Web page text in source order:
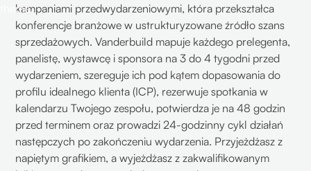
kampaniami przedwydarzeniowymi, która przekształca
konferencje branżowe w ustrukturyzowane źródło szans
sprzedażowych. Vanderbuild mapuje każdego prelegenta,
panelistę, wystawcę i sponsora na 3 do 4 tygodni przed
wydarzeniem, szereguje ich pod kątem dopasowania do
profilu idealnego klienta (ICP), rezerwuje spotkania w
kalendarzu Twojego zespołu, potwierdza je na 48 godzin
przed terminem oraz prowadzi 24-godzinny cykl działań
następczych po zakończeniu wydarzenia. Przyjeżdżasz z
napiętym grafikiem, a wyjeżdżasz z zakwalifikowanym